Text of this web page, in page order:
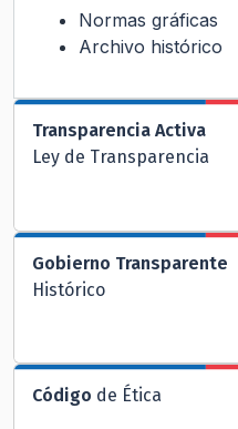
Normas gráficas
Archivo histórico
Transparencia Activa
Ley de Transparencia
Gobierno Transparente
Histórico
Código de Ética